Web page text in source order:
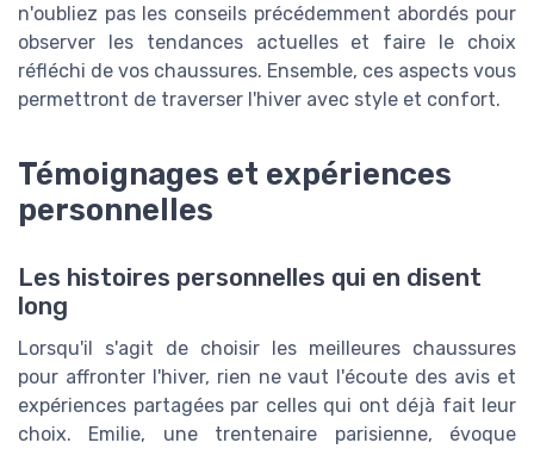
n'oubliez pas les conseils précédemment abordés pour
observer les tendances actuelles et faire le choix
réfléchi de vos chaussures. Ensemble, ces aspects vous
permettront de traverser l'hiver avec style et confort.
Témoignages et expériences
personnelles
Les histoires personnelles qui en disent
long
Lorsqu'il s'agit de choisir les meilleures chaussures
pour affronter l'hiver, rien ne vaut l'écoute des avis et
expériences partagées par celles qui ont déjà fait leur
choix. Emilie, une trentenaire parisienne, évoque